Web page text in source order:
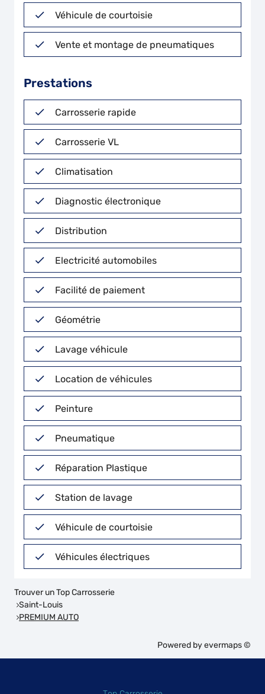
Véhicule de courtoisie
Vente et montage de pneumatiques
Prestations
Carrosserie rapide
Carrosserie VL
Climatisation
Diagnostic électronique
Distribution
Electricité automobiles
Facilité de paiement
Géométrie
Lavage véhicule
Location de véhicules
Peinture
Pneumatique
Réparation Plastique
Station de lavage
Véhicule de courtoisie
Véhicules électriques
Trouver un Top Carrosserie
Saint-Louis
PREMIUM AUTO
Powered byevermaps ©